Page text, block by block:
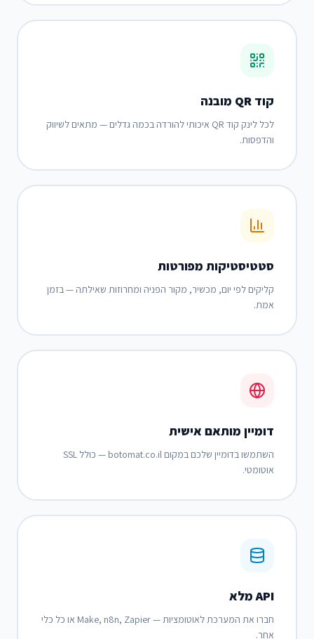
קוד QR מובנה
לכל לינק קוד QR איכותי להורדה בכמה גדלים — מתאים לשיווק
והדפסות.
סטטיסטיקות מפורטות
קליקים לפי יום, מכשיר, מקור הפניה ומחרוזות שאילתה — בזמן
אמת.
דומיין מותאם אישית
השתמשו בדומיין שלכם במקום botomat.co.il — כולל SSL
אוטומטי.
API מלא
חברו את המערכת לאוטומציות — Make, n8n, Zapier או כל כלי
אחר.